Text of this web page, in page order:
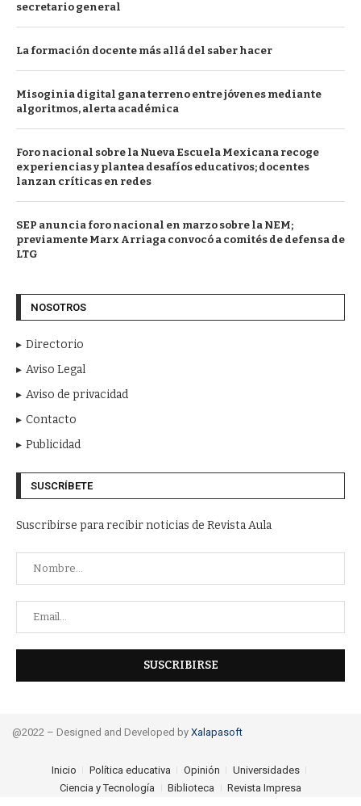
secretario general
La formación docente más allá del saber hacer
Misoginia digital gana terreno entre jóvenes mediante
algoritmos, alerta académica
Foro nacional sobre la Nueva Escuela Mexicana recoge
experiencias y plantea desafíos educativos; docentes
lanzan críticas en redes
SEP anuncia foro nacional en marzo sobre la NEM;
previamente Marx Arriaga convocó a comités de defensa de
LTG
NOSOTROS
Directorio
Aviso Legal
Aviso de privacidad
Contacto
Publicidad
SUSCRÍBETE
Suscribirse para recibir noticias de Revista Aula
@2022 – Designed and Developed by Xalapasoft
Inicio Política educativa Opinión
Universidades
Ciencia y Tecnología
Biblioteca Revista Impresa